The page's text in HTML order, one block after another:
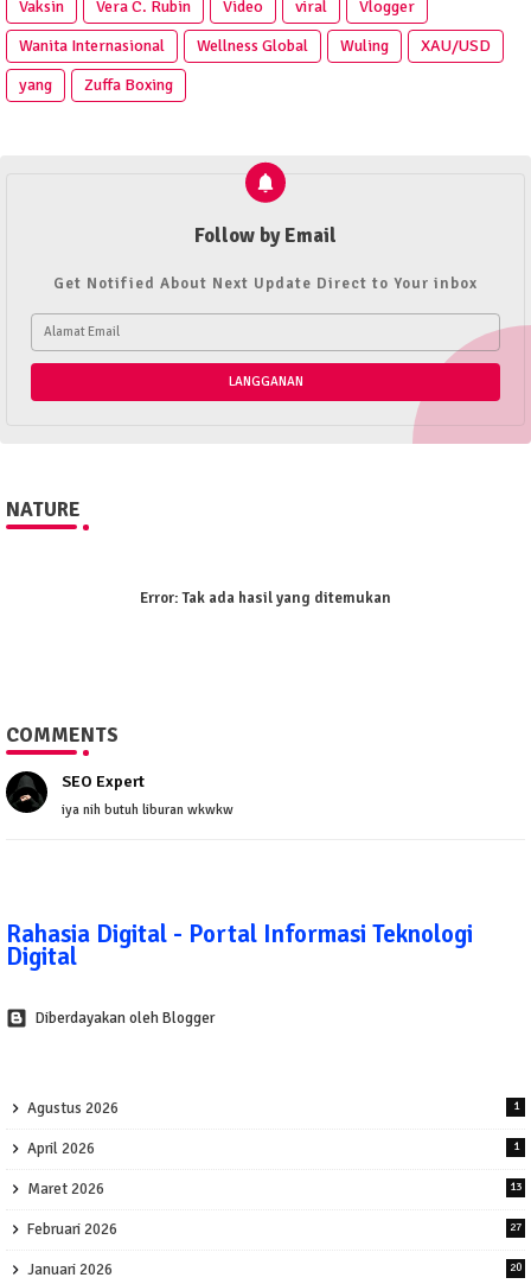
Vaksin
Vera C. Rubin Video viral
Vlogger
Wanita Internasional
Wellness Global Wuling
XAU/USD
yang
Zuffa Boxing
Follow by Email
Get Notified About Next Update Direct to Your inbox
NATURE
Error:Tak ada hasil yang ditemukan
COMMENTS
SEO Expert
iya nih butuh liburan wkwkw
Rahasia Digital - Portal Informasi Teknologi
Digital
Diberdayakan oleh Blogger
Agustus 2026 1
April 2026 1
Maret 2026 13
Februari 2026 27
Januari 2026 20